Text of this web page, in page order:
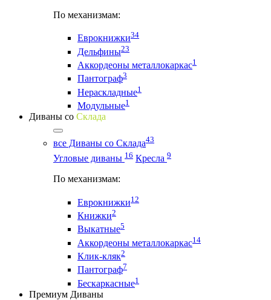
По механизмам:
Еврокнижки34
Дельфины23
Аккордеоны металлокаркас1
Пантограф3
Нераскладные1
Модульные1
Диваны со Склада
все Диваны со Склада43
Угловые диваны 16 Кресла 9
По механизмам:
Еврокнижки12
Книжки2
Выкатные5
Аккордеоны металлокаркас14
Клик-кляк2
Пантограф7
Бескаркасные1
Премиум Диваны